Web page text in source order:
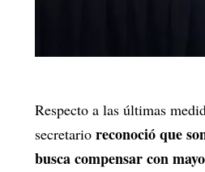
Respecto a las últimas
secretario reconoció que
busca compensar con